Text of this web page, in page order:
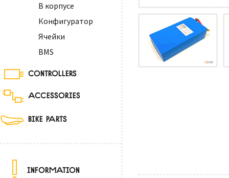
В корпусе
Конфигуратор
Ячейки
BMS
CONTROLLERS
ACCESSORIES
BIKE PARTS
INFORMATION